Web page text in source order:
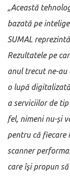
„Această
bazată pe
SUMAL
Rezultatele pe
anul trecut ne-au
o lupă
a serviciilor de
fel, nimeni nu-și
pentru că fiecare
scanner
care îşi propun